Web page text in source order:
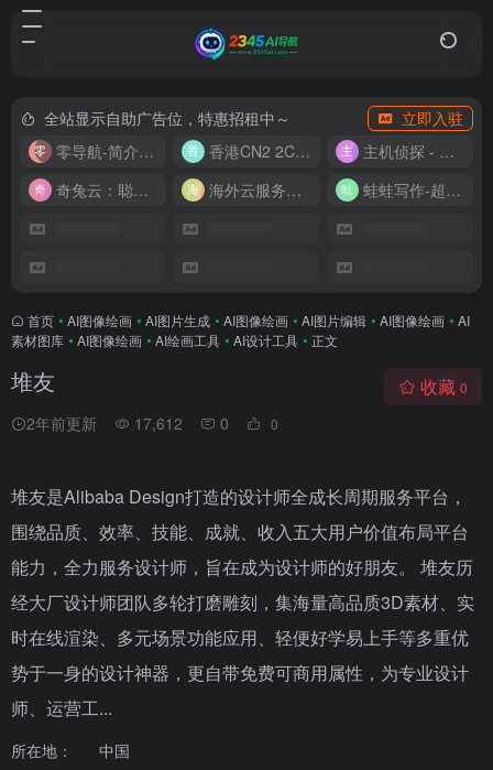
全站显示自助广告位，特惠招租中～
立即入驻
零导航-简介实用的网址导航
香港CN2 2C2G20M 9.9/月
主机侦探 - 少花钱，用好云
奇兔云：聪明人的“省”钱计划！
海外云服务器全网最低价 蛙蛙写作-超级AI智能写作助手
首页 • AI图像绘画 • AI图片生成 • AI图像绘画 • AI图片编辑 • AI图像绘画 • AI
素材图库 • AI图像绘画 • AI绘画工具 • AI设计工具 • 正文
堆友
2年前更新 17,612 0 0
收藏 0
堆友是Alibaba Design打造的设计师全成长周期服务平台，
围绕品质、效率、技能、成就、收入五大用户价值布局平台
能力，全力服务设计师，旨在成为设计师的好朋友。 堆友历
经大厂设计师团队多轮打磨雕刻，集海量高品质3D素材、实
时在线渲染、多元场景功能应用、轻便好学易上手等多重优
势于一身的设计神器，更自带免费可商用属性，为专业设计
师、运营工...
所在地：
中国